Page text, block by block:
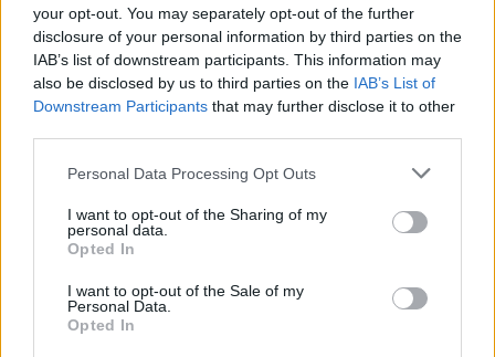
your opt-out. You may separately opt-out of the further
disclosure of your personal information by third parties on the
IAB’s list of downstream participants. This information may
also be disclosed by us to third parties on the IAB’s List of
Downstream Participants that may further disclose it to other
Please note that this website/app uses one or more Google
not limited to your visit or usage behaviour. You may click to
grant or deny consent to Google and its third-party tags to
use your data for below specified purposes in below Google
consent section.
Personal Data Processing Opt Outs
I want to opt-out of the Sharing of my
personal data.
Opted In
I want to opt-out of the Sale of my
Personal Data.
Opted In
Meccs Center
Leeds United